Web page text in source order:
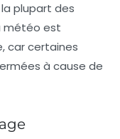
plupart des
météo est
car certaines
à cause de